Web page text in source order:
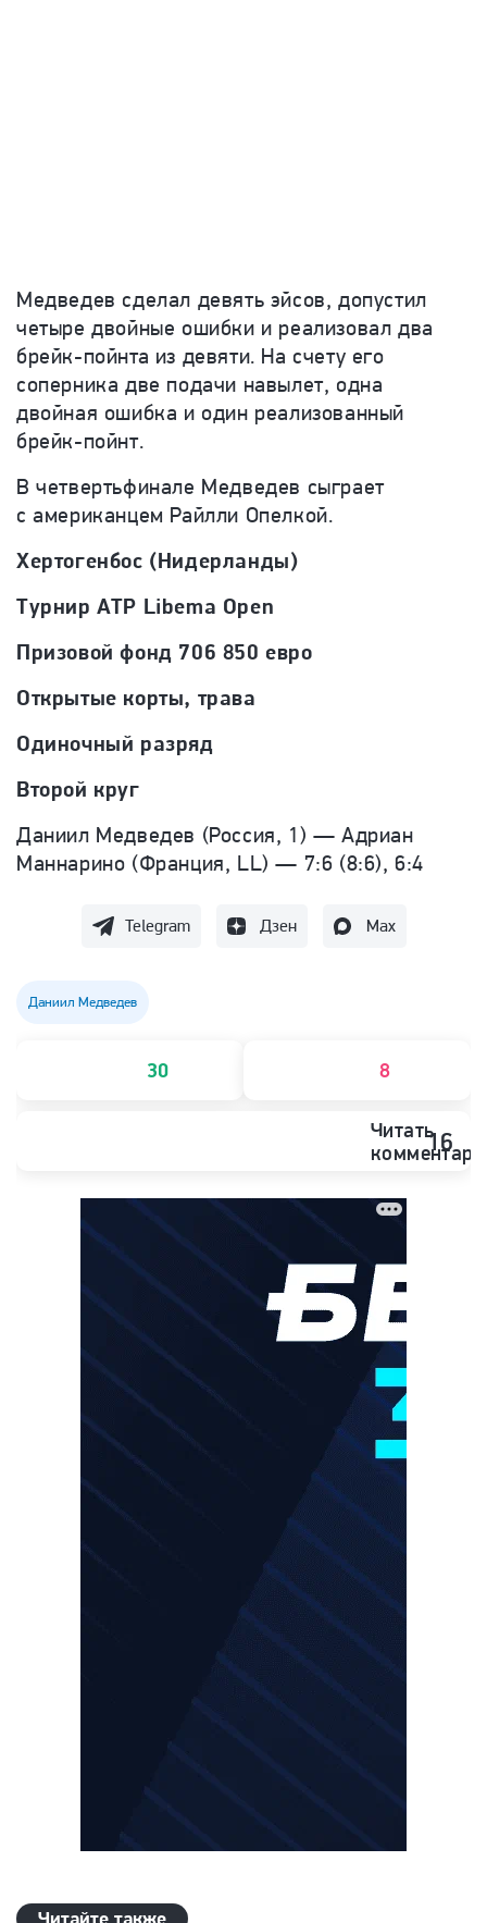
Медведев сделал девять эйсов, допустил
четыре двойные ошибки и реализовал два
брейк-пойнта из девяти. На счету его
соперника две подачи навылет, одна
двойная ошибка и один реализованный
брейк-пойнт.
В четвертьфинале Медведев сыграет
с американцем Райлли Опелкой.
Хертогенбос (Нидерланды)
Турнир ATP Libema Open
Призовой фонд 706 850 евро
Открытые корты, трава
Одиночный разряд
Второй круг
Даниил Медведев (Россия, 1) — Адриан
Маннарино (Франция, LL) — 7:6 (8:6), 6:4
Telegram Дзен Max
Даниил Медведев
30 8
Читать16
Читайте также